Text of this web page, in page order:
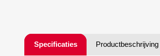
Specificaties Productbeschrijving